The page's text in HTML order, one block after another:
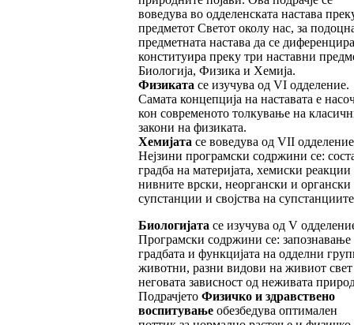
воведува во одделенската настава
предметот Светот околу нас, за
предметната настава да се
конституира преку три наставни
Биологија, Физика и Хемија.
Физиката се изучува од VI одделение.
Самата концепција на наставата е
кон современото толкување на
закони на физиката.
Хемијата се воведува од VII
Нејзини програмски содржини се:
градба на материјата, хемиски реакции
нивните врски, неоргански и органски
супстанции и својства на
Биологијата се изучува од V
Програмски содржини се: запознавање
градбата и функцијата на одделни
животни, разни видови на живиот
неговата зависност од неживата
ПодрачјетоФизичко и здравствено
воспитување обезбедува оптимален